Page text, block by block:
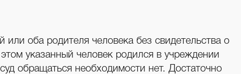
или оба родителя человека без свидетельства о
указанный человек родился в учреждении
обращаться необходимости нет. Достаточно